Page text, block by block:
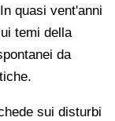
quasi vent'anni
temi della
da
sui disturbi